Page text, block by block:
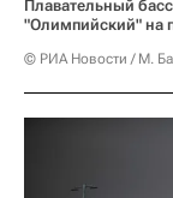
Плавательный
"Олимпийский" на
© РИА Новости / М.